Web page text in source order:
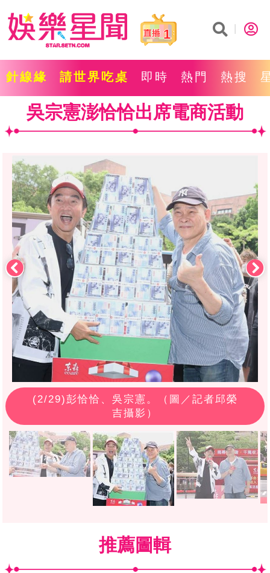
1
針線緣 請世界吃桌 即時 熱門 熱搜
吳宗憲澎恰恰出席電商活動
(2/29)彭恰恰、吳宗憲。（圖／記者邱榮
吉攝影）
推薦圖輯